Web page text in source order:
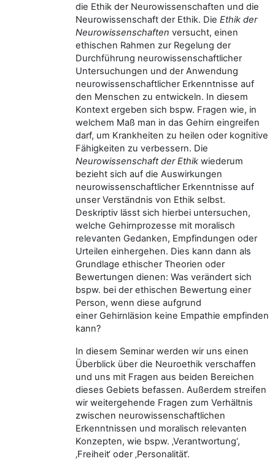
die Ethik der Neurowissenschaften und die
Neurowissenschaft der Ethik. Die Ethik der
Neurowissenschaften versucht, einen
ethischen Rahmen zur Regelung der
Durchführung neurowissenschaftlicher
Untersuchungen und der Anwendung
neurowissenschaftlicher Erkenntnisse auf
den Menschen zu entwickeln. In diesem
Kontext ergeben sich bspw. Fragen wie, in
welchem Maß man in das Gehirn eingreifen
darf, um Krankheiten zu heilen oder kognitive
Fähigkeiten zu verbessern. Die
Neurowissenschaft der Ethik wiederum
bezieht sich auf die Auswirkungen
neurowissenschaftlicher Erkenntnisse auf
unser Verständnis von Ethik selbst.
Deskriptiv lässt sich hierbei untersuchen,
welche Gehirnprozesse mit moralisch
relevanten Gedanken, Empfindungen oder
Urteilen einhergehen. Dies kann dann als
Grundlage ethischer Theorien oder
Bewertungen dienen: Was verändert sich
bspw. bei der ethischen Bewertung einer
Person, wenn diese aufgrund
einer Gehirnläsion keine Empathie empfinden
kann?
In diesem Seminar werden wir uns einen
Überblick über die Neuroethik verschaffen
und uns mit Fragen aus beiden Bereichen
dieses Gebiets befassen. Außerdem streifen
wir weitergehende Fragen zum Verhältnis
zwischen neurowissenschaftlichen
Erkenntnissen und moralisch relevanten
Konzepten, wie bspw. ‚Verantwortung‘,
‚Freiheit‘ oder ‚Personalität‘.